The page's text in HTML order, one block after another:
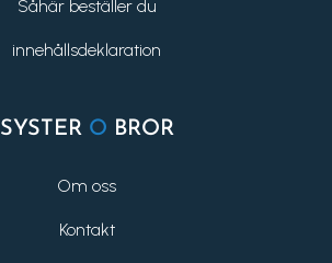
Såhär beställer du
innehållsdeklaration
SYSTER O BROR
Om oss
Kontakt